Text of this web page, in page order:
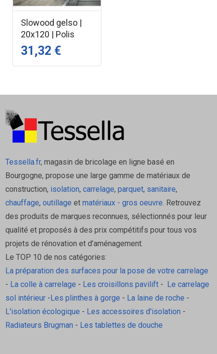
Slowood gelso |
20x120 | Polis
31,32 €
Tessella.fr, magasin de bricolage en ligne basé en
Bourgogne, propose une large gamme de matériaux de
construction, isolation, carrelage, parquet, sanitaire,
chauffage, outillage et matériaux - gros oeuvre. Retrouvez
des produits de marques reconnues, sélectionnés pour leur
qualité et proposés à des prix compétitifs pour tous vos
projets de rénovation et d’aménagement.
Le TOP 10 de nos catégories:
La préparation des surfaces pour la pose de votre carrelage
- La colle à carrelage - Les croisillons pavilift- Le carrelage
sol intérieur-Les plinthes à gorge - La laine de roche -
L'isolation écologique - Les accessoires d'isolation -
Radiateurs Brugman - Les tablettes de douche